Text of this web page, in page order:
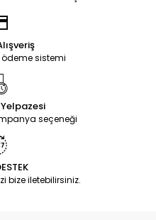
sistemi
seçeneği
bize iletebilirsiniz.